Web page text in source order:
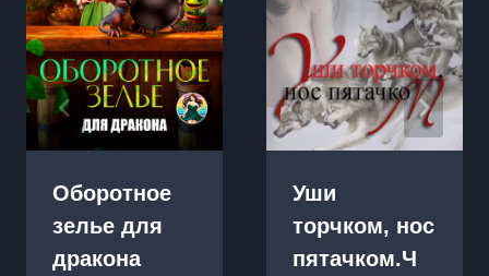
Оборотное
зелье для
дракона
Уши
торчком, нос
пятачком.Ч